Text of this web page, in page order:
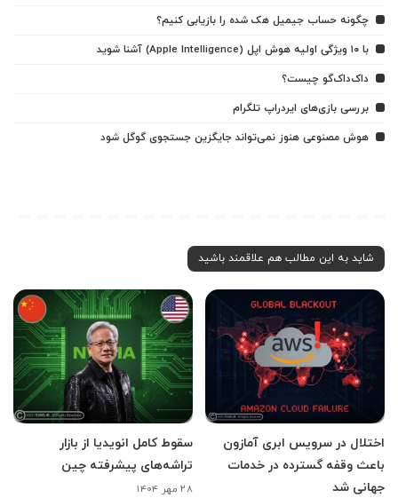
چگونه حساب جیمیل هک شده را بازیابی کنیم؟
با ۱۰ ویژگی اولیه هوش اپل (Apple Intelligence) آشنا شوید
داک‌داک‌گو چیست؟
بررسی بازی‌های ایردراپ تلگرام
هوش مصنوعی هنوز نمی‌تواند جایگزین جستجوی گوگل شود
شاید به این مطالب هم علاقمند باشید
اختلال در سرویس ابری آمازون
باعث وقفه گسترده در خدمات
جهانی شد
سقوط کامل انویدیا از بازار
تراشه‌های پیشرفته چین
۲۸ مهر ۱۴۰۴